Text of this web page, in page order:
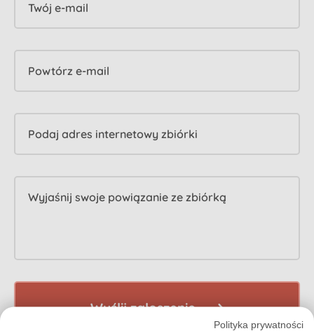
Twój e-mail
Powtórz e-mail
Podaj adres internetowy zbiórki
Wyjaśnij swoje powiązanie ze zbiórką
Wyślij zgłoszenie
Polityka prywatności